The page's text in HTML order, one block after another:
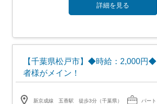
詳細を見る
【千葉県松戸市】◆時給：2,000円
者様がメイン！
新京成線 五香駅 徒歩3分（千葉県） パー